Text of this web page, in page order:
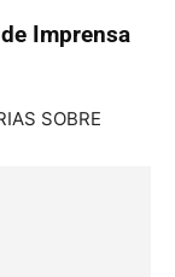
Imprensa
SOBRE